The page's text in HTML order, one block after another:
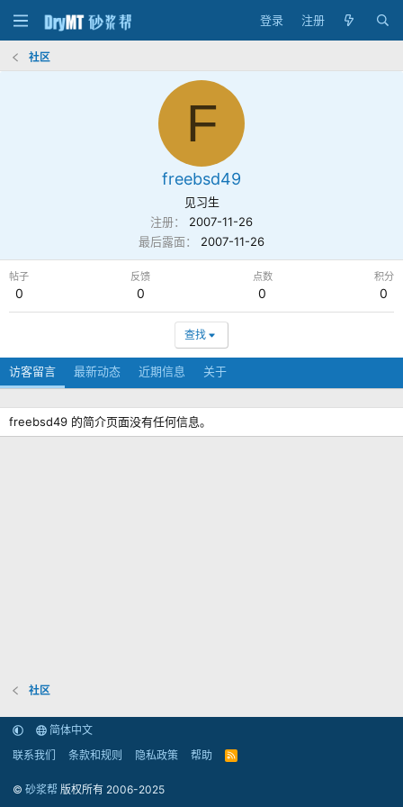
登录 注册
社区
F
freebsd49
见习生
注册
2007-11-26
最后露面
2007-11-26
帖子
0
反馈
0
点数
0
积分
0
查找
访客留言 最新动态 近期信息 关于
freebsd49 的简介页面没有任何信息。
社区
简体中文
联系我们
条款和规则 隐私政策 帮助
R
© 砂浆帮 版权所有 2006-2025